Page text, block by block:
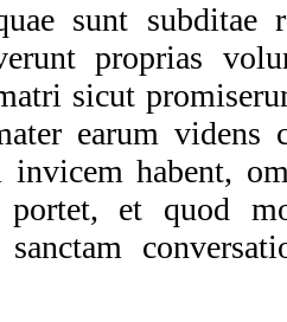
sunt subditae
proprias
sicut
earum videns
invicem habent,
et quod